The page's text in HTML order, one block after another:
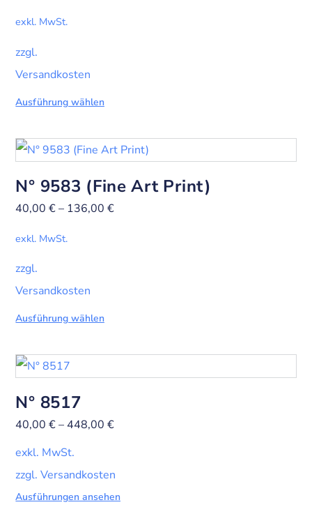
exkl. MwSt.
zzgl.
Versandkosten
Ausführung wählen
N° 9583 (Fine Art Print)
40,00€– 136,00€
exkl. MwSt.
zzgl.
Versandkosten
Ausführung wählen
N° 8517
40,00€– 448,00€
exkl. MwSt.
zzgl. Versandkosten
Ausführungen ansehen